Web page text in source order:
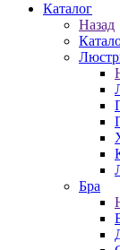
Каталог
Назад
Бра